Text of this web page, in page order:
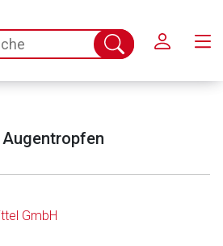
Suche
abschicken
GmbH